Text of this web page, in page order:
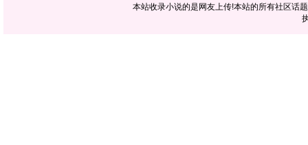
本站收录小说的是网友上传!本站的所有社区话